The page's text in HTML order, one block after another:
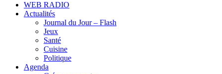
WEB RADIO
Actualités
Journal du Jour – Flash
Jeux
Santé
Cuisine
Politique
Agenda